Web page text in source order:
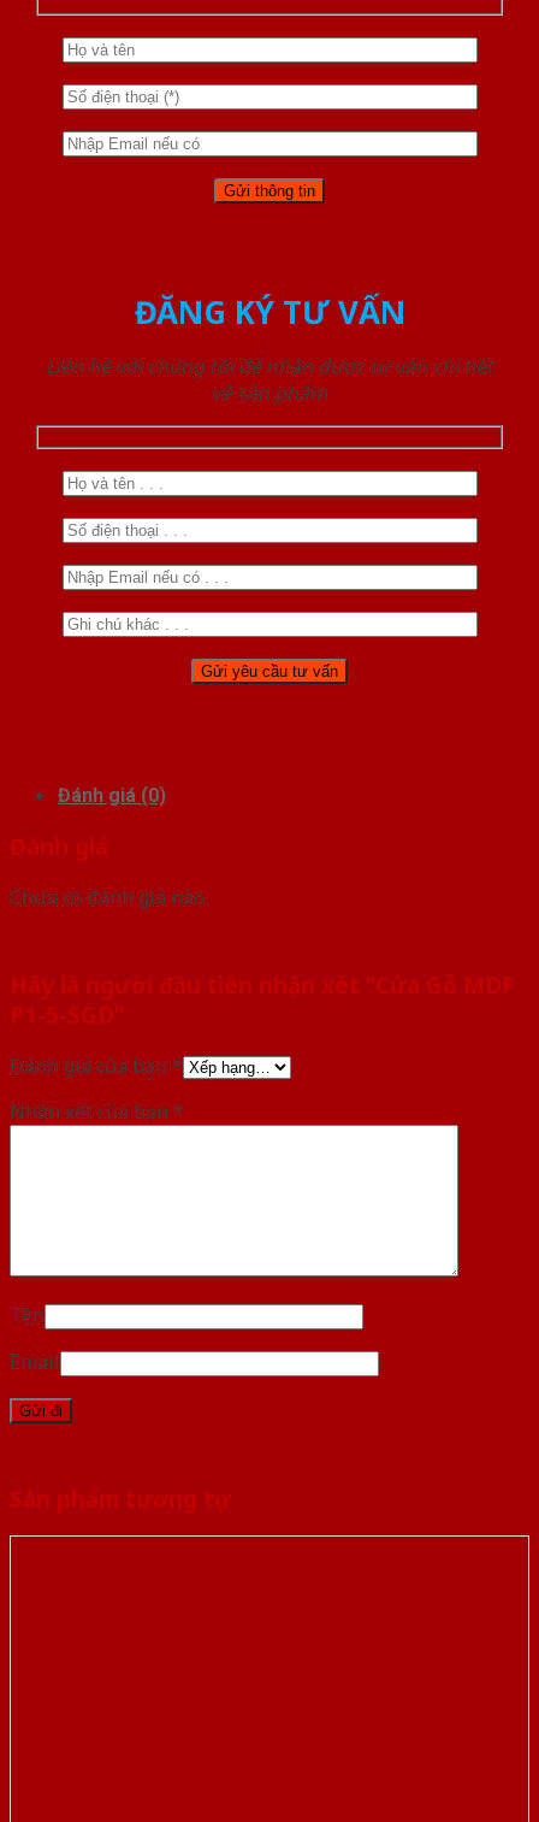
ĐĂNG KÝ TƯ VẤN
Liên hệ với chúng tôi để nhận được tư vấn chi tiết
về sản phẩm
Đánh giá (0)
Đánh giá
Chưa có đánh giá nào.
Hãy là người đầu tiên nhận xét “Cửa Gỗ MDF
P1-5-SGD”
Đánh giá của bạn *
Nhận xét của bạn *
Tên
Email
Sản phẩm tương tự